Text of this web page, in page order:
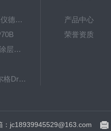
MPO涂镀层测厚仪德国菲希尔FISCHER
德国EPK 600BF涂层测厚仪
8103061德国德尔格Dräger检测管
产品中心
荣誉资质
：jc18939945529@163.com